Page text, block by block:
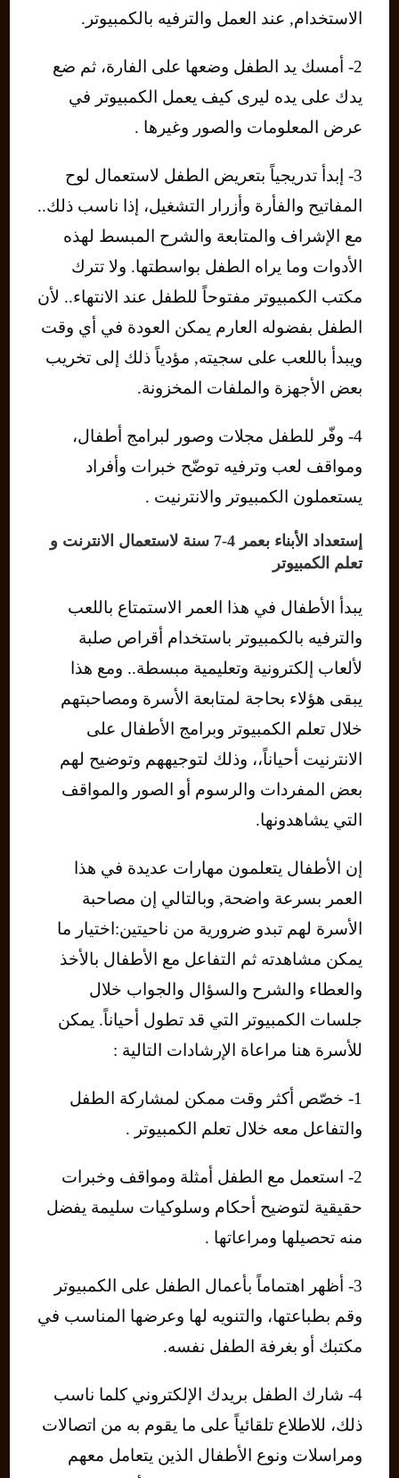
الاستخدام, عند العمل والترفيه بالكمبيوتر.
2- أمسك يد الطفل وضعها على الفارة، ثم ضع
يدك على يده ليرى كيف يعمل الكمبيوتر في
عرض المعلومات والصور وغيرها .
3- إبدأ تدريجياً بتعريض الطفل لاستعمال لوح
المفاتيح والفأرة وأزرار التشغيل، إذا ناسب ذلك..
مع الإشراف والمتابعة والشرح المبسط لهذه
الأدوات وما يراه الطفل بواسطتها. ولا تترك
مكتب الكمبيوتر مفتوحاً للطفل عند الانتهاء.. لأن
الطفل بفضوله العارم يمكن العودة في أي وقت
ويبدأ باللعب على سجيته, مؤدياً ذلك إلى تخريب
بعض الأجهزة والملفات المخزونة.
4- وفّر للطفل مجلات وصور لبرامج أطفال،
ومواقف لعب وترفيه توضّح خبرات وأفراد
يستعملون الكمبيوتر والانترنيت .
إستعداد الأبناء بعمر 4-7 سنة لاستعمال الانترنت و
تعلم الكمبيوتر
يبدأ الأطفال في هذا العمر الاستمتاع باللعب
والترفيه بالكمبيوتر باستخدام أقراص صلبة
لألعاب إلكترونية وتعليمية مبسطة.. ومع هذا
يبقى هؤلاء بحاجة لمتابعة الأسرة ومصاحبتهم
خلال تعلم الكمبيوتر وبرامج الأطفال على
الانترنيت أحياناً،، وذلك لتوجيههم وتوضيح لهم
بعض المفردات والرسوم أو الصور والمواقف
التي يشاهدونها.
إن الأطفال يتعلمون مهارات عديدة في هذا
العمر بسرعة واضحة, وبالتالي إن مصاحبة
الأسرة لهم تبدو ضرورية من ناحيتين:اختيار ما
يمكن مشاهدته ثم التفاعل مع الأطفال بالأخذ
والعطاء والشرح والسؤال والجواب خلال
جلسات الكمبيوتر التي قد تطول أحياناً. يمكن
للأسرة هنا مراعاة الإرشادات التالية :
1- خصّص أكثر وقت ممكن لمشاركة الطفل
والتفاعل معه خلال تعلم الكمبيوتر .
2- استعمل مع الطفل أمثلة ومواقف وخبرات
حقيقية لتوضيح أحكام وسلوكيات سليمة يفضل
منه تحصيلها ومراعاتها .
3- أظهر اهتماماً بأعمال الطفل على الكمبيوتر
وقم بطباعتها، والتنويه لها وعرضها المناسب في
مكتبك أو بغرفة الطفل نفسه.
4- شارك الطفل بريدك الإلكتروني كلما ناسب
ذلك، للاطلاع تلقائياً على ما يقوم به من اتصالات
ومراسلات ونوع الأطفال الذين يتعامل معهم